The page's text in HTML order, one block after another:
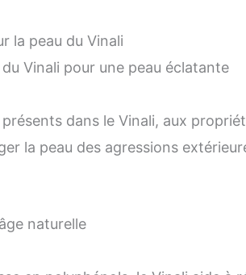
la peau du Vinali
Vinali pour une peau éclatante
dans le Vinali, aux
la peau des agressions
naturelle